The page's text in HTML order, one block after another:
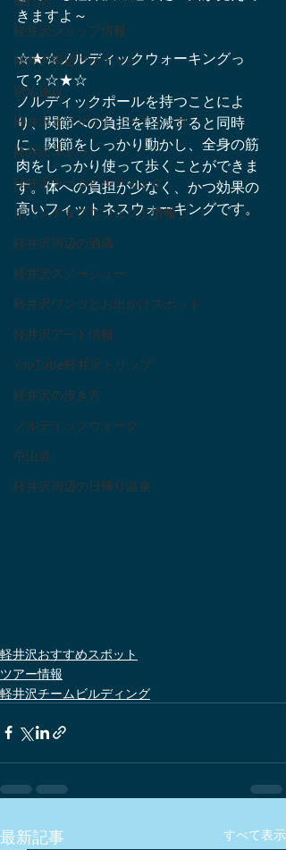
軽井沢ショップ情報
軽井沢周辺ワイナリー
宿泊施設
軽井沢オフサイトミーティング
軽井沢スキー
軽井沢チームビルディング
イベント＆プロジェクト情報
軽井沢周辺の酒蔵
軽井沢スノーシュー
軽井沢ワンコとお出かけスポット
軽井沢アート情報
YouTube軽井沢トリップ
軽井沢の歩き方
ノルディックウォーク
中山道
軽井沢周辺の日帰り温泉
きますよ～
☆★☆ノルディックウォーキングっ
て？☆★☆
ノルディックポールを持つことによ
り、関節への負担を軽減すると同時
に、関節をしっかり動かし、全身の筋
肉をしっかり使って歩くことができま
す。体への負担が少なく、かつ効果の
高いフィットネスウォーキングです。
軽井沢おすすめスポット
ツアー情報
軽井沢チームビルディング
最新記事 すべて表示